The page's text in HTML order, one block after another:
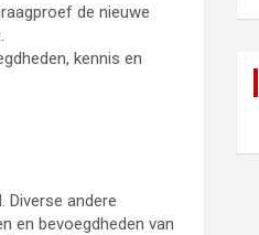
de nieuwe
kennis en
Diverse andere
en bevoegdheden van